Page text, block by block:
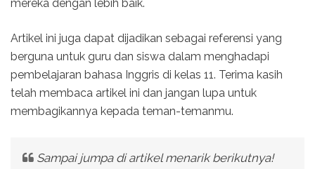
mereka dengan lebih baik.
Artikel ini juga dapat dijadikan sebagai referensi yang
berguna untuk guru dan siswa dalam menghadapi
pembelajaran bahasa Inggris di kelas 11. Terima kasih
telah membaca artikel ini dan jangan lupa untuk
membagikannya kepada teman-temanmu.
Sampai jumpa di artikel menarik berikutnya!